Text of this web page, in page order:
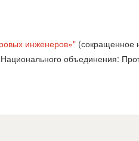
инженеров»" (сокращенное
объединения: